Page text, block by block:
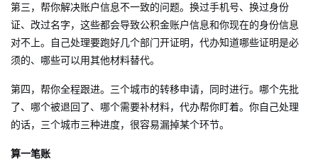
第三，帮你解决账户信息不一致的问题。换过手机号、换过身份
证、改过名字，这些都会导致公积金账户信息和你现在的身份信息
对不上。自己处理要跑好几个部门开证明，代办知道哪些证明是必
须的、哪些可以用其他材料替代。
第四，帮你全程跟进。三个城市的转移申请，同时进行。哪个先批
了、哪个被退回了、哪个需要补材料，代办帮你盯着。你自己处理
的话，三个城市三种进度，很容易漏掉某个环节。
算一笔账